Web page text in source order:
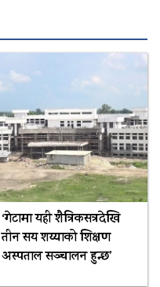
‘गेटामा यही शैत्रिकसत्रदेखि
तीन सय शय्याको शिक्षण
अस्पताल सञ्चालन हुन्छ’